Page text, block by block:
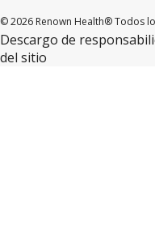
© 2026 Renown Health® Todos
Descargo de
del sitio